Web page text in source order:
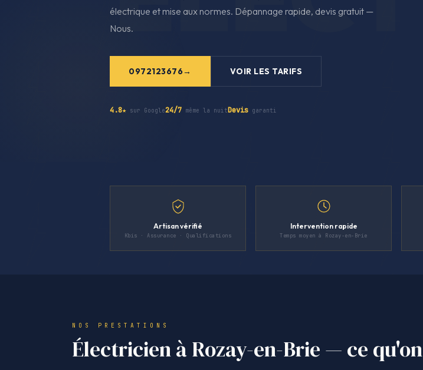
électrique et mise aux normes. Dépannage rapide, devis gratuit —
Nous.
0972123676 VOIR LES TARIFS
4.8★ sur Google24/7 même la nuitDevis garanti
Artisan vérifié
Kbis · Assurance · Qualifications
Intervention rapide
Temps moyen à Rozay-en-Brie
NOS PRESTATIONS
Électricien à Rozay-en-Brie — ce